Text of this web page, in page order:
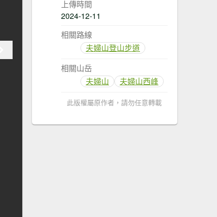
上傳時間
2024-12-11
相關路線
夫婦山登山步道
相關山岳
夫婦山
夫婦山西峰
此版權屬原作者，請勿任意轉載